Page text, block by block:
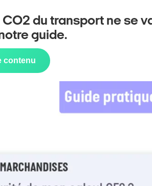
du transport ne se
guide.
contenu